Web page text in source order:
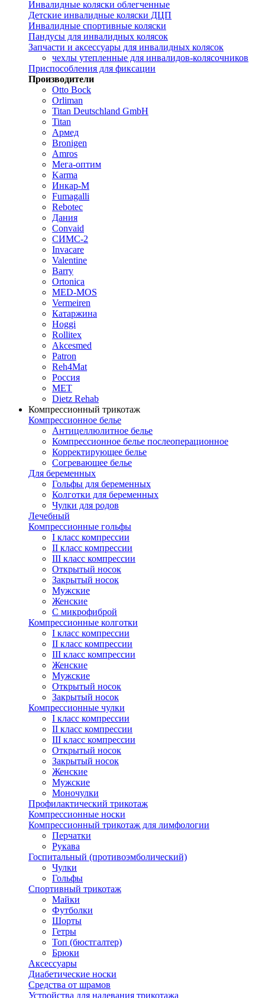
Инвалидные коляски облегченные
Детские инвалидные коляски ДЦП
Инвалидные спортивные коляски
Пандусы для инвалидных колясок
Запчасти и аксессуары для инвалидных колясок
чехлы утепленные для инвалидов-колясочников
Приспособления для фиксации
Производители
Otto Bock
Orliman
Titan Deutschland GmbH
Titan
Армед
Bronigen
Amros
Мега-оптим
Karma
Инкар-М
Fumagalli
Rebotec
Дания
Convaid
СИМС-2
Invacare
Valentine
Barry
Ortonica
MED-MOS
Vermeiren
Катаржина
Hoggi
Rollitex
Akcesmed
Patron
Reh4Mat
Россия
МЕТ
Dietz Rehab
Компрессионный трикотаж
Компрессионное белье
Антицеллюлитное белье
Компрессионное белье послеоперационное
Корректирующее белье
Согревающее белье
Для беременных
Гольфы для беременных
Колготки для беременных
Чулки для родов
Лечебный
Компрессионные гольфы
I класс компрессии
II класс компрессии
III класс компрессии
Открытый носок
Закрытый носок
Мужские
Женские
С микрофиброй
Компрессионные колготки
I класс компрессии
II класс компрессии
III класс компрессии
Женские
Мужские
Открытый носок
Закрытый носок
Компрессионные чулки
I класс компрессии
II класс компрессии
III класс компрессии
Открытый носок
Закрытый носок
Женские
Мужские
Моночулки
Профилактический трикотаж
Компрессионные носки
Компрессионный трикотаж для лимфологии
Перчатки
Рукава
Госпитальный (противоэмболический)
Чулки
Гольфы
Спортивный трикотаж
Майки
Футболки
Шорты
Гетры
Топ (бюстгалтер)
Брюки
Аксессуары
Диабетические носки
Средства от шрамов
Устройства для надевания трикотажа